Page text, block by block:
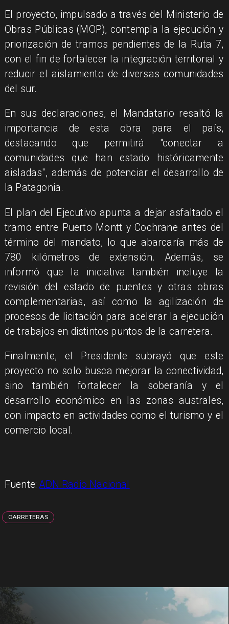
El proyecto, impulsado a través del Ministerio de
Obras Públicas (MOP), contempla la ejecución y
priorización de tramos pendientes de la Ruta 7,
con el fin de fortalecer la integración territorial y
reducir el aislamiento de diversas comunidades
del sur.
En sus declaraciones, el Mandatario resaltó la
importancia de esta obra para el país,
destacando que permitirá "conectar a
comunidades que han estado históricamente
aisladas", además de potenciar el desarrollo de
la Patagonia.
El plan del Ejecutivo apunta a dejar asfaltado el
tramo entre Puerto Montt y Cochrane antes del
término del mandato, lo que abarcaría más de
780 kilómetros de extensión. Además, se
informó que la iniciativa también incluye la
revisión del estado de puentes y otras obras
complementarias, así como la agilización de
procesos de licitación para acelerar la ejecución
de trabajos en distintos puntos de la carretera.
Finalmente, el Presidente subrayó que este
proyecto no solo busca mejorar la conectividad,
sino también fortalecer la soberanía y el
desarrollo económico en las zonas australes,
con impacto en actividades como el turismo y el
comercio local.
Fuente:ADN Radio Nacional
CARRETERAS